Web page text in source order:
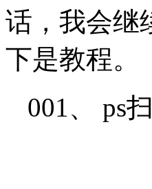
话，我会继
下是教程。
001、 ps